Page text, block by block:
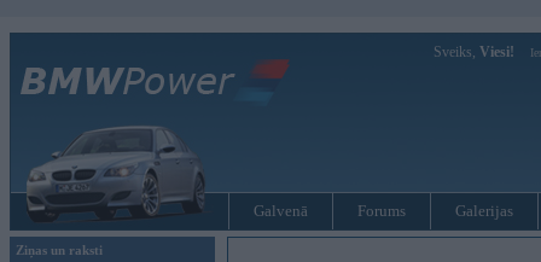
Sveiks, Viesi!
Galvenā Forums Galerijas
Ziņas un raksti